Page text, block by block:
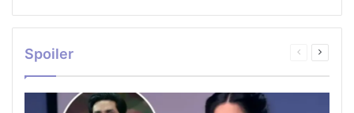
Spoiler
Previous
Next